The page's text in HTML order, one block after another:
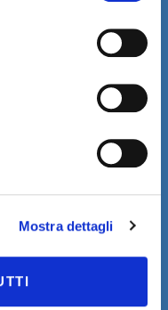
Mostra dettagli